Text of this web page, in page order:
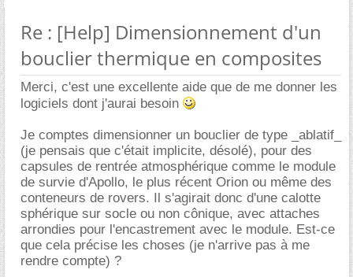
Re : [Help] Dimensionnement d'un
bouclier thermique en composites
Merci, c'est une excellente aide que de me donner les
logiciels dont j'aurai besoin
Je comptes dimensionner un bouclier de type _ablatif_
(je pensais que c'était implicite, désolé), pour des
capsules de rentrée atmosphérique comme le module
de survie d'Apollo, le plus récent Orion ou même des
conteneurs de rovers. Il s'agirait donc d'une calotte
sphérique sur socle ou non cônique, avec attaches
arrondies pour l'encastrement avec le module. Est-ce
que cela précise les choses (je n'arrive pas à me
rendre compte) ?